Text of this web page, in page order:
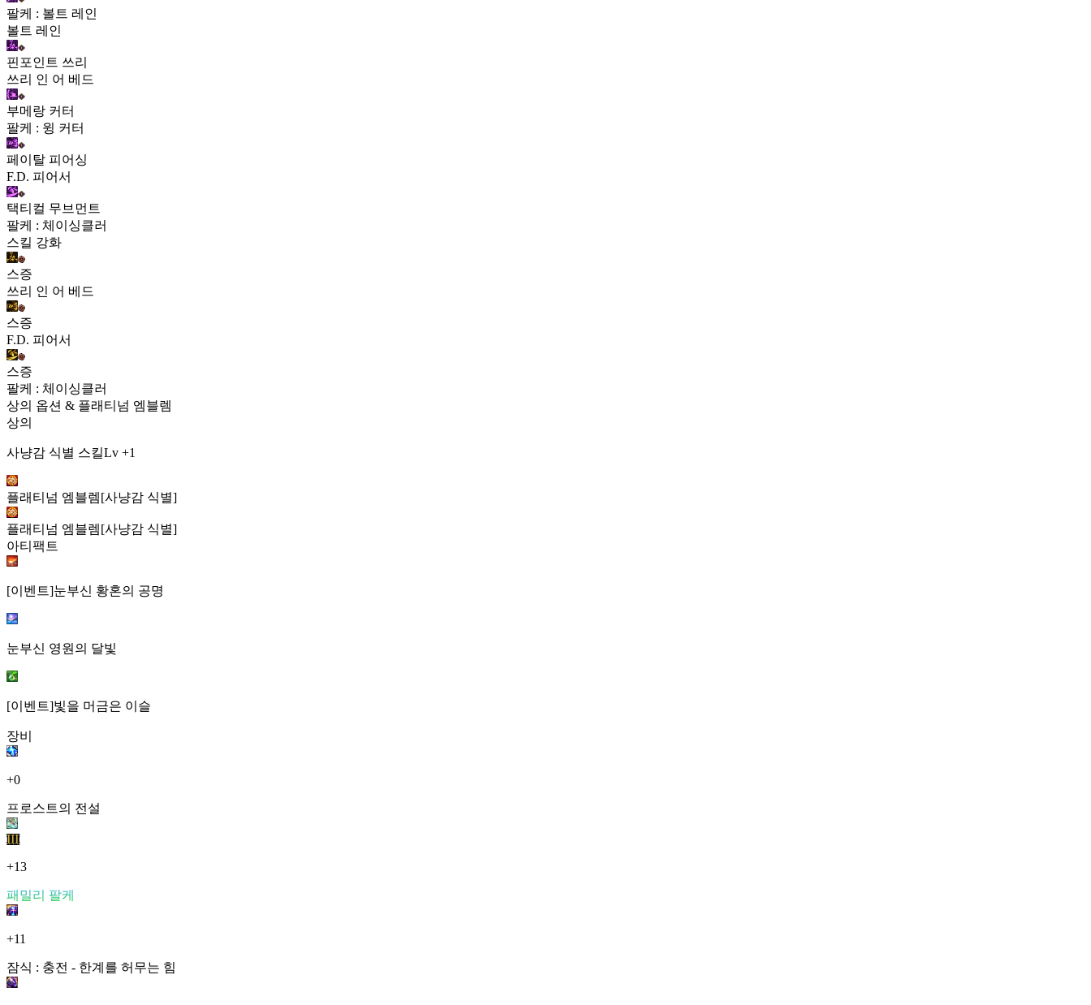
팔케 : 볼트 레인
볼트 레인
핀포인트 쓰리
쓰리 인 어 베드
부메랑 커터
팔케 : 윙 커터
페이탈 피어싱
F.D. 피어서
택티컬 무브먼트
팔케 : 체이싱클러
스킬 강화
스증
쓰리 인 어 베드
스증
F.D. 피어서
스증
팔케 : 체이싱클러
상의 옵션 & 플래티넘 엠블렘
상의
사냥감 식별 스킬Lv +1
플래티넘 엠블렘[사냥감 식별]
플래티넘 엠블렘[사냥감 식별]
아티팩트
[이벤트]눈부신 황혼의 공명
눈부신 영원의 달빛
[이벤트]빛을 머금은 이슬
장비
+0
프로스트의 전설
III
+13
패밀리 팔케
+11
잠식 : 충전 - 한계를 허무는 힘